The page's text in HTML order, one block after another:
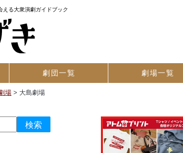
える大衆演劇ガイドブック
劇団一覧 劇場一覧
場 > 大島劇場